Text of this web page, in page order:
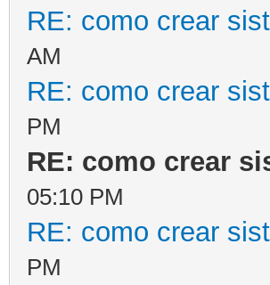
RE: como crear
AM
RE: como crear
PM
RE: como crear
05:10 PM
RE: como crear
PM